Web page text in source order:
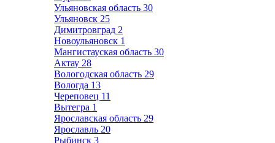
Ульяновская область 30
Ульяновск 25
Димитровград 2
Новоульяновск 1
Мангистауская область 30
Актау 28
Вологодская область 29
Вологда 13
Череповец 11
Вытегра 1
Ярославская область 29
Ярославль 20
Рыбинск 3